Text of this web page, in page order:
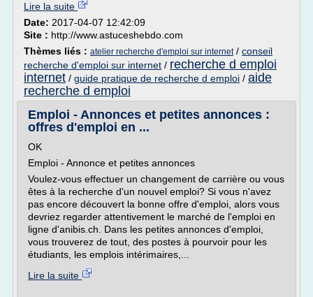
Lire la suite
Date: 2017-04-07 12:42:09
Site : http://www.astuceshebdo.com
Thèmes liés : atelier recherche d'emploi sur internet/ conseil
recherche d'emploi sur internet / recherche d emploi
internet / guide pratique de recherche d emploi / aide
recherche d emploi
Emploi - Annonces et petites annonces :
offres d'emploi en ...
OK
Emploi - Annonce et petites annonces
Voulez-vous effectuer un changement de carrière ou vous
êtes à la recherche d'un nouvel emploi? Si vous n'avez
pas encore découvert la bonne offre d'emploi, alors vous
devriez regarder attentivement le marché de l'emploi en
ligne d'anibis.ch. Dans les petites annonces d'emploi,
vous trouverez de tout, des postes à pourvoir pour les
étudiants, les emplois intérimaires,...
Lire la suite